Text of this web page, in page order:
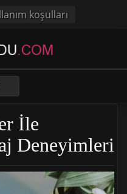
koşulları
İle
Deneyimleri